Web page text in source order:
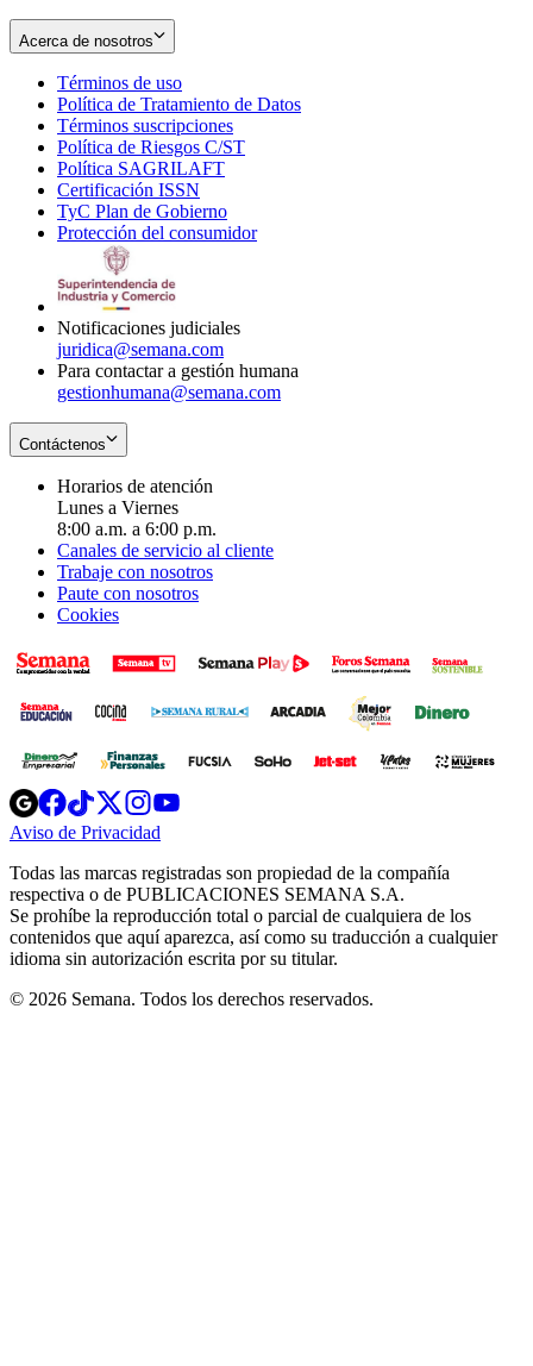
Acerca de nosotros
Términos de uso
in
new
window
Política de Tratamiento de Datos
Términos suscripciones
in
Política de Riesgos C/ST
Política SAGRILAFT
new
window
Certificación ISSN
in
new
TyC Plan de Gobierno
in
Protección del consumidorOpens
Notificaciones judiciales
juridica@semana.com
Para contactar a gestión humana
gestionhumana@semana.com
Contáctenos
Horarios de atención
Lunes a Viernes
8:00 a.m. a 6:00 p.m.
Canales de servicio al cliente
Trabaje con nosotros
Paute con nosotros
Cookies
Opens
in
new
Opens
in
new
Opens
in
new
window
Opens
new
windowwindow
Aviso de Privacidad
new
window
Todas las marcas registradas son propiedad de la compañía
respectiva o de PUBLICACIONES SEMANA S.A.
Se prohíbe la reproducción total o parcial de cualquiera de los
contenidos que aquí aparezca, así como su traducción a cualquier
idioma sin autorización escrita por su titular.
© 2026 Semana. Todos los derechos reservados.